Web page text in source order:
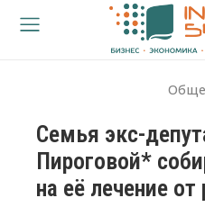
Семья экс-
Пироговой*
на её лечение от